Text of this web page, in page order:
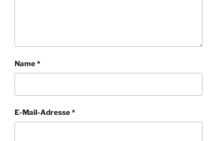
Name*
E-Mail-Adresse*